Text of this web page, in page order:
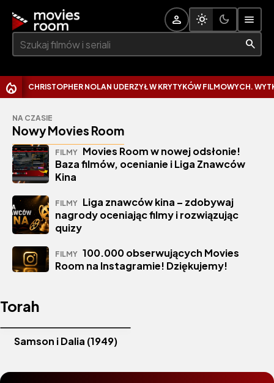
Szukaj:
CHRISTOPHER NOLAN UDERZYŁ W KRYTYKÓW FILMOWYCH.
NA CZASIE
Nowy Movies Room
FILMY Movies Room w nowej odsłonie!
Baza filmów, ocenianie i Liga Znawców
Kina
FILMY Liga znawców kina – zdobywaj
nagrody oceniając filmy i rozwiązując
quizy
FILMY 100.000 obserwujących Movies
Room na Instagramie! Dziękujemy!
Torah
Samson i Dalia (1949)